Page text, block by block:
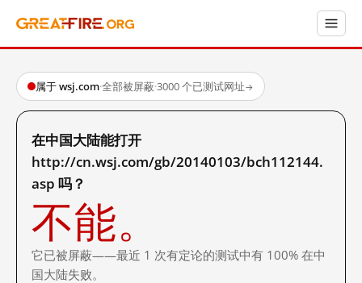
属于 wsj.com·全部被屏蔽·3000 个已测试网址→
在中国大陆能打开
http://cn.wsj.com/gb/20140103/bch112144.
asp 吗？
不能。
它已被屏蔽——最近 1 次有定论的测试中有 100% 在中
国大陆失败。